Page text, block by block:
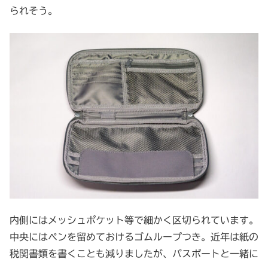
られそう。
内側にはメッシュポケット等で細かく区切られています。
中央にはペンを留めておけるゴムループつき。近年は紙の
税関書類を書くことも減りましたが、パスポートと一緒に